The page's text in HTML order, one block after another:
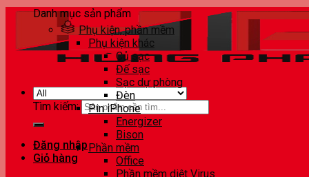
Tìm kiếm:
Đăng nhập
Giỏ hàng
Danh mục sản phẩm
Phụ kiện, phần mềm
Phụ kiện khác
Củ sạc
Đế sạc
Sạc dự phòng
Đèn
Pin iPhone
Energizer
Bison
Phần mềm
Office
Phần mềm diệt Virus